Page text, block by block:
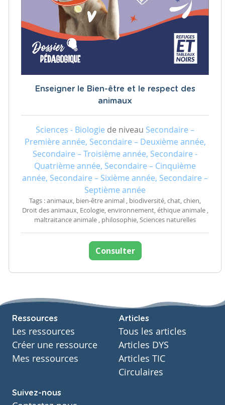
Enseigner le Bien-être et le respect des
animaux
Sciences - Biologie de niveau Secondaire –
Première année, Secondaire – Deuxième année,
Secondaire – Troisième année, Secondaire -
Quatrième année, Secondaire – Cinquième
année, Secondaire – Sixième année, Secondaire –
Septième année
Tags : animaux, bien-être animal , biodiversité, chat, chien,
Droit des animaux, Ecologie, environnement, éthique animale ,
maltraitance animale , philosophie, Sciences naturelles
Consulter
Ressources
Les ressources
Créer une ressource
Mes ressources
Articles
Tous les articles
Articles DYS
Articles TIC
Circulaires
Suivez-nous